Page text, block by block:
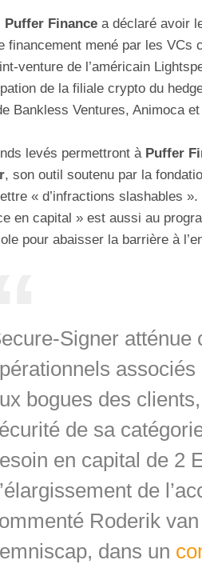
Puffer Finance a déclaré avoir
financement mené par les VCs
venture de l’américain
de la filiale crypto du
Bankless Ventures, Animoca et
levés permettront à Puffer
, son outil soutenu par la
« d’infractions slashables ».
en capital » est aussi au
pour abaisser la barrière à
Signer atténue
bogues des
de sa
en capital de 2
de
Roderik
dans un